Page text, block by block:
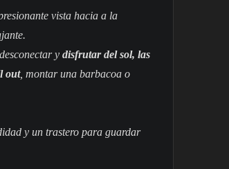
vista hacia a la
y disfrutar del sol, las
out, montar una barbacoa o
y un trastero para guardar